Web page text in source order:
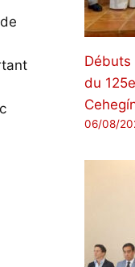
du
06/08/